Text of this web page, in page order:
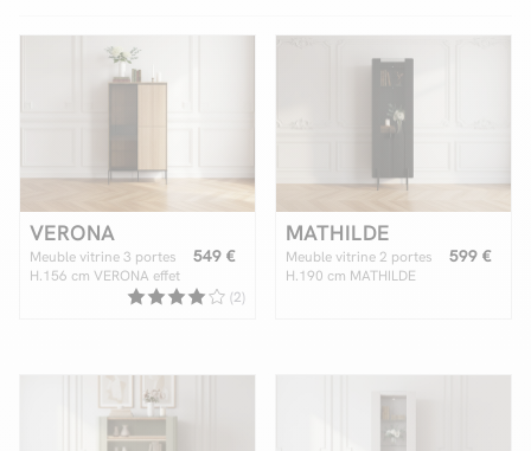
Vos intérieurs
Facilité de paiements
Livraison
Aide et contact
Mieux nous connaître
VERONA
Meuble vitrine 3 portes
H.156 cm VERONA effet
chêne et verre fumé avec
549 €
(2)
MATHILDE
Meuble vitrine 2 portes
H.190 cm MATHILDE
599 €